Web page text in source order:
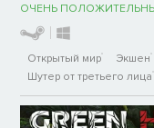
ОЧЕНЬ
Открытый мир Экшен
Шутер от третьего лица